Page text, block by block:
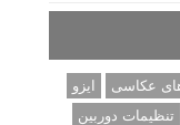
های عکاسی
ایزو
تنظیمات دوربین